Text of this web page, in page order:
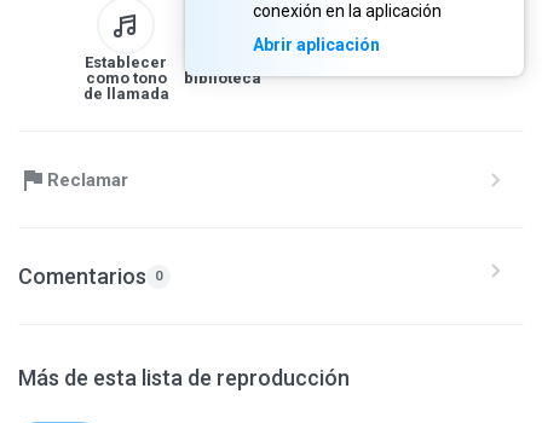
conexión en la aplicación
Abrir aplicación
Establecer
como tono
de llamada
biblioteca
Reclamar
Comentarios 0
Más de esta lista de reproducción